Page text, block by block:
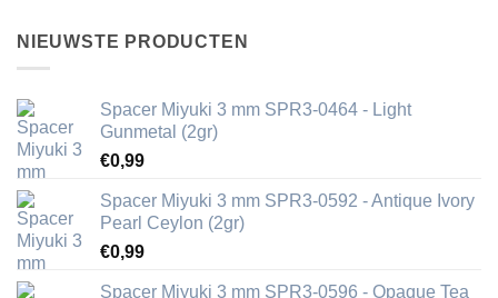
NIEUWSTE PRODUCTEN
Spacer Miyuki 3 mm SPR3-0464 - Light
Gunmetal (2gr)
€0,99
Spacer Miyuki 3 mm SPR3-0592 - Antique Ivory
Pearl Ceylon (2gr)
€0,99
Spacer Miyuki 3 mm SPR3-0596 - Opaque Tea